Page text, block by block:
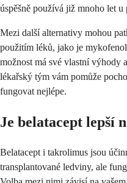
úspěšně používá již mnoho let u
Mezi další alternativy mohou
použitím léků, jako je
možnost má své vlastní výhody
lékařský tým vám pomůže
fungovat nejlépe.
Je belatacept lepší
Belatacept i takrolimus jsou
transplantované ledviny, ale